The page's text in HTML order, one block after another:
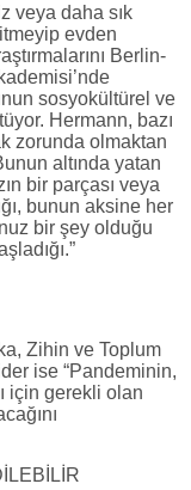
veya daha sık
evden
Berlin-
sosyokültürel ve
Hermann, bazı
zorunda olmaktan
altında yatan
bir parçası veya
bunun aksine her
bir şey olduğu
Zihin ve Toplum
ise “Pandeminin,
için gerekli olan